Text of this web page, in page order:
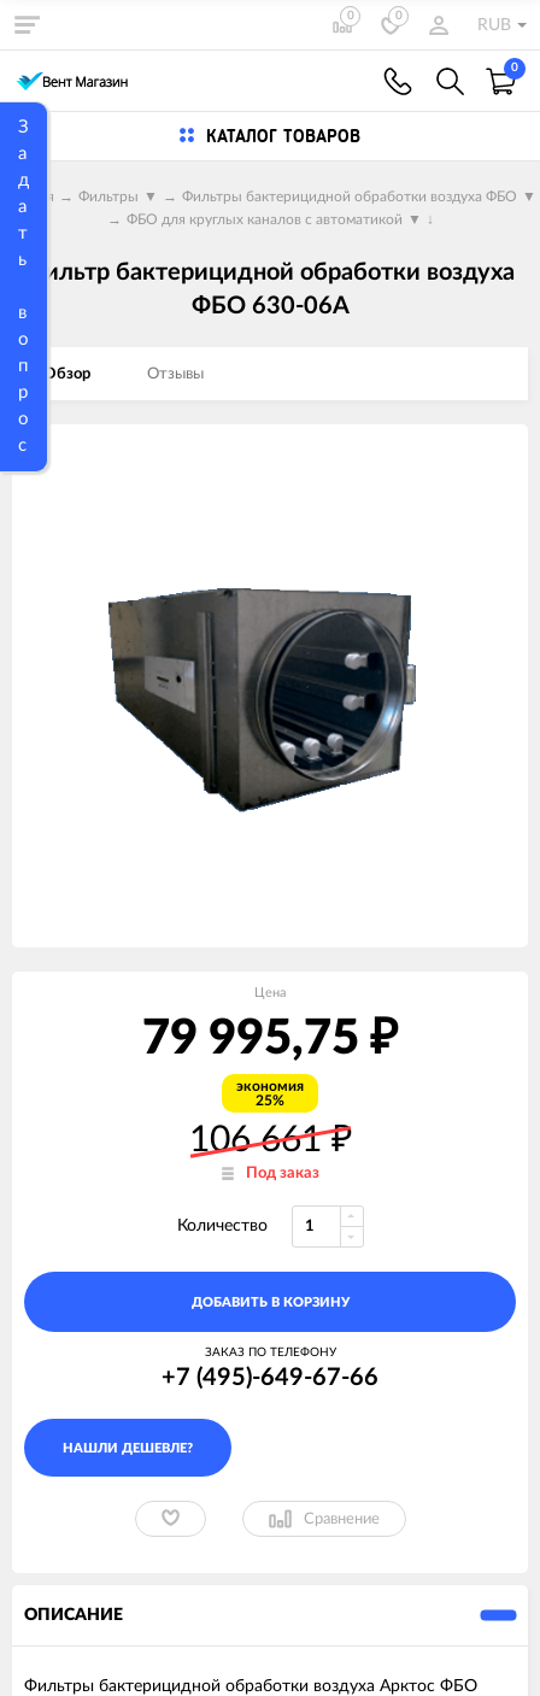
З
а
д
а
т
ь
в
о
п
р
о
с
0 0
RUB
0
КАТАЛОГ ТОВАРОВ
Главная → Фильтры ▼ → Фильтры бактерицидной обработки воздуха ФБО ▼
→ ФБО для круглых каналов с автоматикой ▼ ↓
Фильтр бактерицидной обработки воздуха
ФБО 630-06A
Обзор Отзывы
Изображения
Цена
79 995,75 ₽
экономия
25%
106 661₽
Под заказ
Количество
ДОБАВИТЬ В КОРЗИНУ
ЗАКАЗ ПО ТЕЛЕФОНУ
+7 (495)-649-67-66
Сравнение
ОПИСАНИЕ
Фильтры бактерицидной обработки воздуха Арктос ФБО